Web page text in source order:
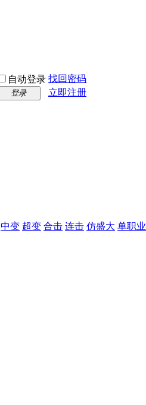
自动登录 找回密码
登录
立即注册
中变 超变 合击 连击 仿盛大 单职业